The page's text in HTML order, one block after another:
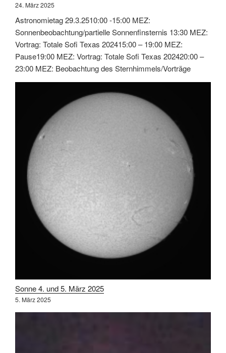
24. März 2025
Astronomietag 29.3.2510:00 -15:00 MEZ:
Sonnenbeobachtung/partielle Sonnenfinsternis 13:30 MEZ:
Vortrag: Totale Sofi Texas 202415:00 – 19:00 MEZ:
Pause19:00 MEZ: Vortrag: Totale Sofi Texas 202420:00 –
23:00 MEZ: Beobachtung des Sternhimmels/Vorträge
Sonne 4. und 5. März 2025
5. März 2025